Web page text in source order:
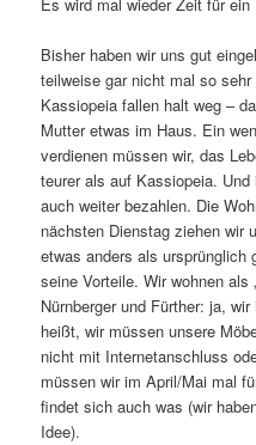
Bisher haben wir uns gut
teilweise gar nicht mal so
Kassiopeia fallen halt weg –
Mutter etwas im Haus. Ein
verdienen müssen wir, das
teurer als auf Kassiopeia.
auch weiter bezahlen. Die
nächsten Dienstag ziehen wir
etwas anders als ursprünglich
seine Vorteile. Wir wohnen als
Nürnberger und Fürther: ja,
heißt, wir müssen unsere
nicht mit Internetanschluss
müssen wir im April/Mai mal
findet sich auch was (wir
Idee).